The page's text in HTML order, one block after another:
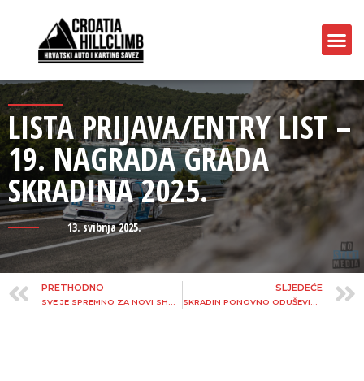
LISTA PRIJAVA/ENTRY LIST –
19. NAGRADA GRADA
SKRADINA 2025.
13. svibnja 2025.
PRETHODNO SLJEDEĆE